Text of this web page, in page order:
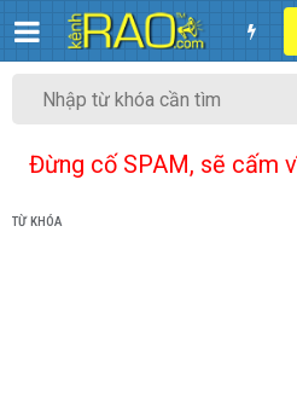
Đừng cố SPAM, sẽ cấm
TỪ KHÓA